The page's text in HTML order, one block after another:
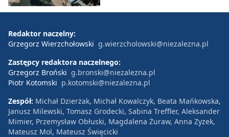
Redaktor naczelny:
Grzegorz Wierzchołowski g.wierzcholowski@niezalezna.pl
Zastępcy redaktora naczelnego:
Grzegorz Broński g.bronski@niezalezna.pl
Piotr Kotomski p.kotomski@niezalezna.pl
Zespół: Michał Dzierżak, Michał Kowalczyk, Beata Mańkowska,
Janusz Milewski, Tomasz Grodecki, Sabina Treffler, Aleksander
Mimier, Przemysław Obłuski, Magdalena Żuraw, Anna Zyzek,
Mateusz Mol, Mateusz Święcicki